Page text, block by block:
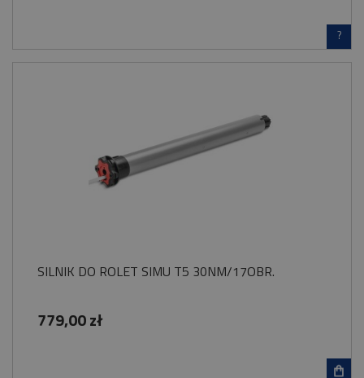
?
SILNIK DO ROLET SIMU T5 30NM/17OBR.
779,00 zł